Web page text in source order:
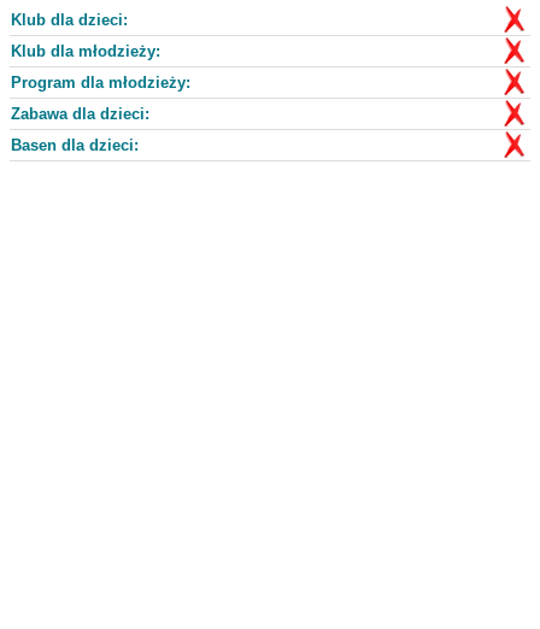
Klub dla dzieci:
Klub dla młodzieży:
Program dla młodzieży:
Zabawa dla dzieci:
Basen dla dzieci: